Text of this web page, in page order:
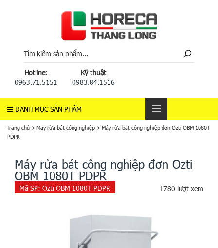
Hotline:
0963.71.5151
Kỹ thuật
0983.84.1516
DANH MỤC SẢN PHẨM
Trang chủ > Máy rửa bát công nghiệp > Máy rửa bát công nghiệp đơn Ozti OBM 1080T
PDPR
Máy rửa bát công nghiệp đơn Ozti
OBM 1080T PDPR
Mã SP: Ozti OBM 1080T PDPR 1780 lượt xem